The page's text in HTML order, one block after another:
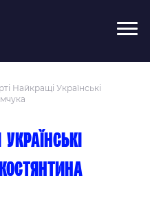
Найкращі Українські